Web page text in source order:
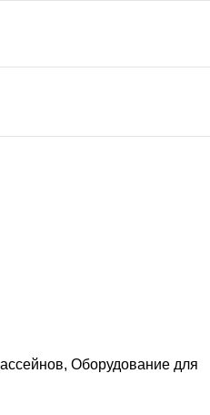
, Оборудование для